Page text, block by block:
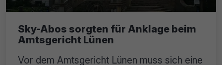
Sky-Abos sorgten für Anklage beim
Amtsgericht Lünen
Vor dem Amtsgericht Lünen muss sich eine